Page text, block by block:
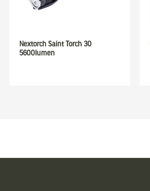
Nextorch Saint Torch 30
5600lumen